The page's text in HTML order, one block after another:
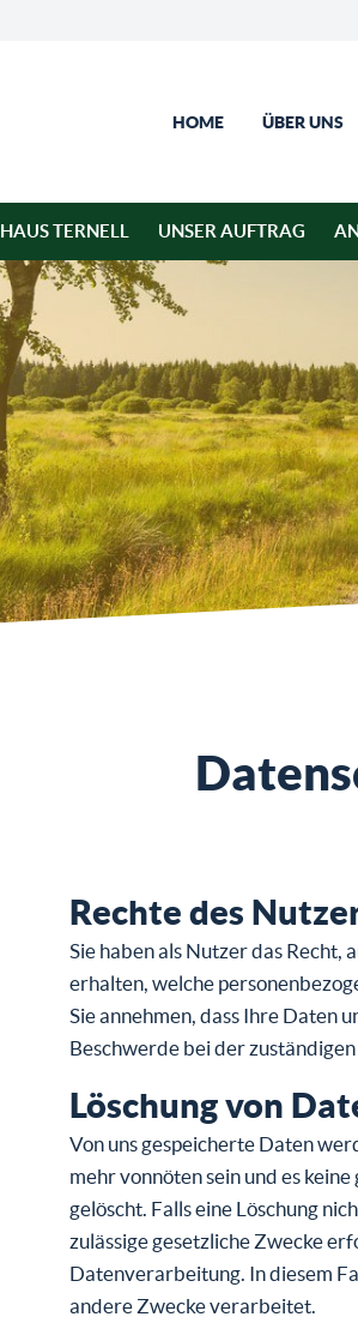
HOME ÜBER UNS
HAUS TERNELL UNSER AUFTRAG
Rechte des
Sie haben als Nutzer das Recht,
erhalten, welche
Sie annehmen, dass Ihre Daten
Beschwerde bei der
Löschung von
Von uns gespeicherte Daten
mehr vonnöten sein und es
gelöscht. Falls eine Löschung
zulässige gesetzliche Zwecke
Datenverarbeitung. In diesem
andere Zwecke verarbeitet.